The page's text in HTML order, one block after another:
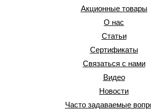
Акционные товары
О нас
Статьи
Сертификаты
Связаться с нами
Видео
Новости
Часто задаваемые